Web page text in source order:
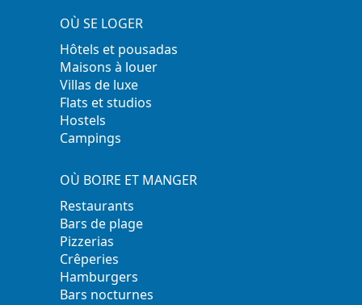
OÙ SE LOGER
Hôtels et pousadas
Maisons à louer
Villas de luxe
Flats et studios
Hostels
Campings
OÙ BOIRE ET MANGER
Restaurants
Bars de plage
Pizzerias
Crêperies
Hamburgers
Bars nocturnes